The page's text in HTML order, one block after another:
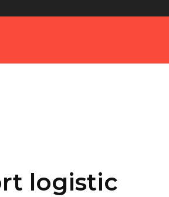
logistic